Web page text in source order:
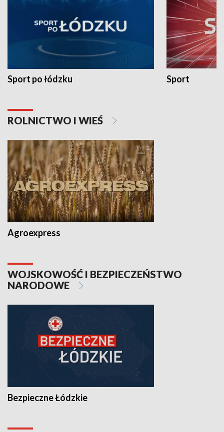
Sport po łódzku Sport
ROLNICTWO I WIEŚ
Agroexpress
WOJSKOWOŚĆ I BEZPIECZEŃSTWO
NARODOWE
Bezpieczne Łódzkie